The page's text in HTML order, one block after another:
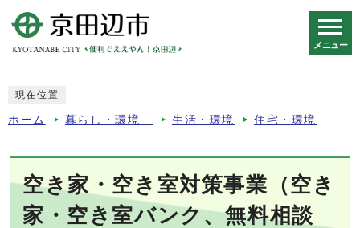
メニュー
現在位置
ホーム 暮らし・環境 生活・環境 住宅・環境
空き家・空き室対策事業（空き
家・空き室バンク、無料相談